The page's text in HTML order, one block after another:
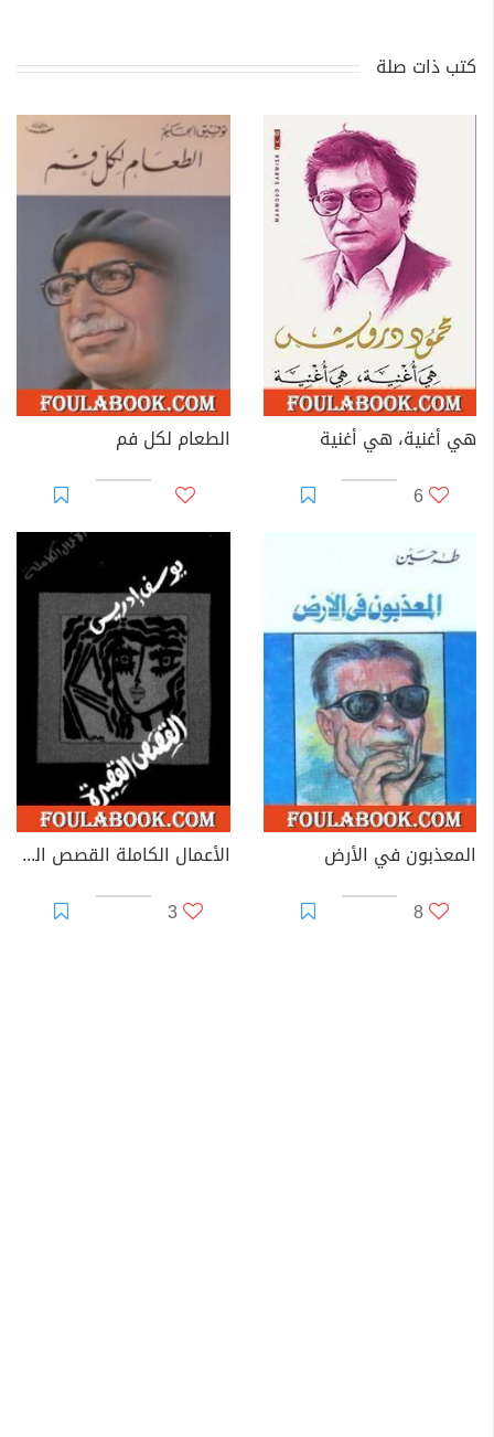
كتب ذات صلة
هي أغنية، هي أغنية
6
الطعام لكل فم
المعذبون في الأرض
8
الأعمال الكاملة القصص القصيرة الجزء الثاني
3